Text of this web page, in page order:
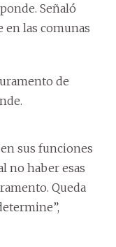
Señaló
en las comunas
de
en sus funciones
no haber esas
Queda